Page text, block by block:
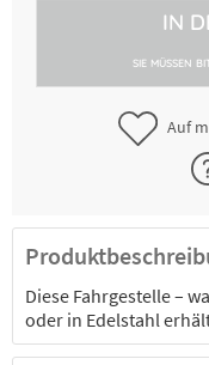
IN
SIE MÜSSEN
Auf
Diese Fahrgestelle –
oder in Edelstahl